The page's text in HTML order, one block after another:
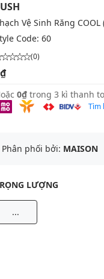
Vệ Sinh Răng
Code: 60
(0)
0₫ trong 3 kì thanh
Tìm
Phân phối bởi: MAISON
LƯỢNG
...